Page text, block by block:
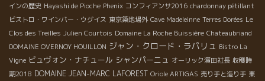
インの歴史 Hayashi de Pioche Phenix コンフィアンサ2016 chardonnay pétillant
ビストロ・ワインバー・ウグイス 東京築地場外 Cave Madeleinne Terres Dorées Le
Clos des Treilles Julien Courtois Domaine La Roche Buissière Chateaubriand
DOMAINE OVERNOY HOUILLON ジャン・クロード・ラパリュ Bistro La
Vigne ビュヴォン・ナチュール シャンパーニュ オーリック濱田社長 収穫時
期2018 DOMAINE JEAN-MARC LAFOREST Oriole ARTIGAS 売り手と造り手 東